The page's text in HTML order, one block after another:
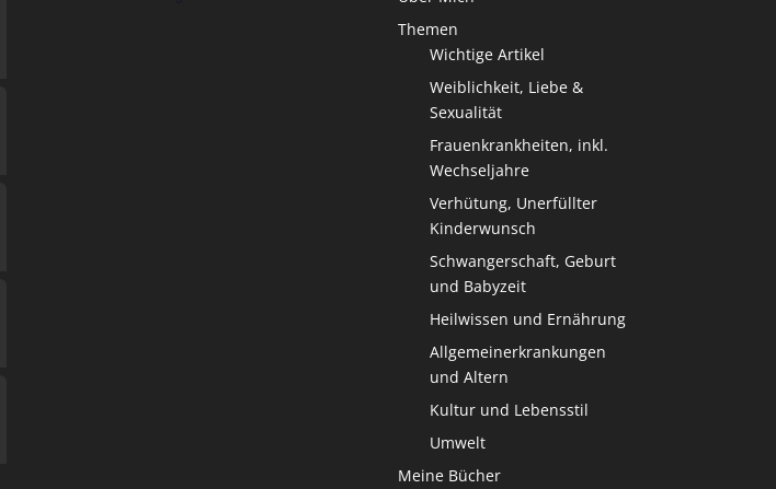
Themen
Wichtige Artikel
Weiblichkeit, Liebe &
Sexualität
Frauenkrankheiten, inkl.
Wechseljahre
Verhütung, Unerfüllter
Kinderwunsch
Schwangerschaft, Geburt
und Babyzeit
Heilwissen und Ernährung
Allgemeinerkrankungen
und Altern
Kultur und Lebensstil
Umwelt
Meine Bücher